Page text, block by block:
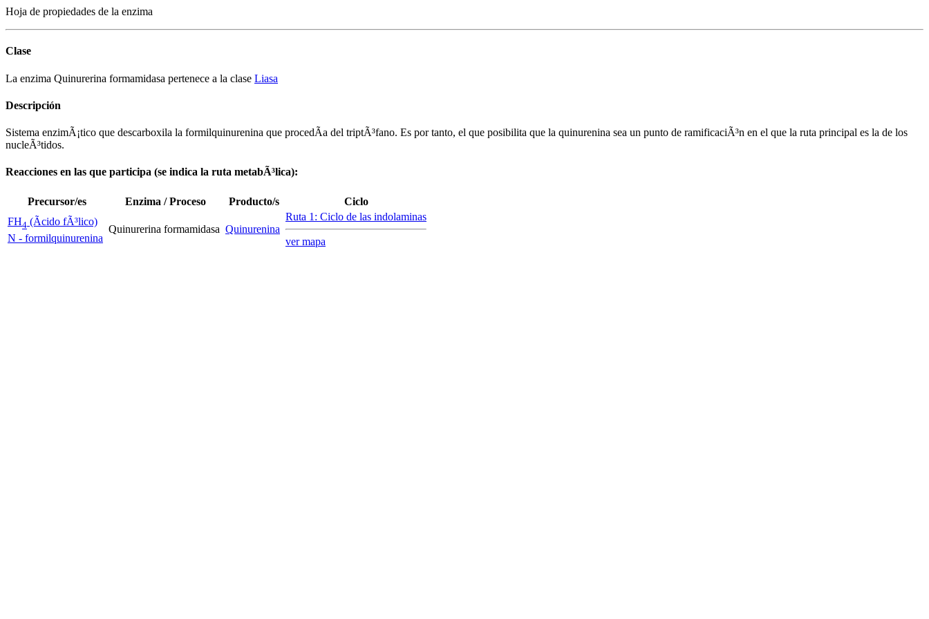
Hoja de propiedades de la enzima
Clase
La enzima Quinurerina formamidasa pertenece a la clase Liasa
Descripción
Sistema enzimÃ¡tico que descarboxila la formilquinurenina que procedÃ­a del triptÃ³fano. Es por tanto, el que posibilita que la quinurenina sea un punto de ramificaciÃ³n en el que la ruta principal es la de los
nucleÃ³tidos.
Reacciones en las que participa (se indica la ruta metabÃ³lica):
Precursor/es Enzima / Proceso Producto/s
Ciclo
FH4 (Ãcido fÃ³lico)
N - formilquinurenina
Quinurerina formamidasa Quinurenina
Ruta 1: Ciclo de las indolaminas
ver mapa